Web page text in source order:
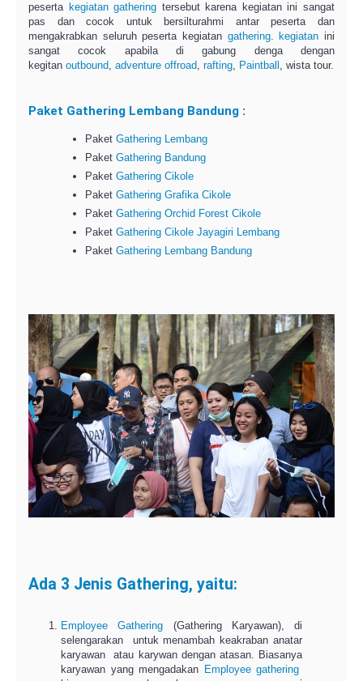
peserta kegiatan gathering tersebut karena kegiatan ini sangat
pas dan cocok untuk bersilturahmi antar peserta dan
mengakrabkan seluruh peserta kegiatan gathering. kegiatan ini
sangat cocok apabila di gabung denga dengan
kegitan outbound, adventure offroad, rafting, Paintball , wista tour.
Paket Gathering Lembang Bandung :
Paket Gathering Lembang
Paket Gathering Bandung
Paket Gathering Cikole
Paket Gathering Grafika Cikole
Paket Gathering Orchid Forest Cikole
Paket Gathering Cikole Jayagiri Lembang
Paket Gathering Lembang Bandung
Ada 3 Jenis Gathering, yaitu:
Employee Gathering (Gathering Karyawan), di
selengarakan untuk menambah keakraban anatar
karyawan atau karywan dengan atasan. Biasanya
karyawan yang mengadakan Employee gathering